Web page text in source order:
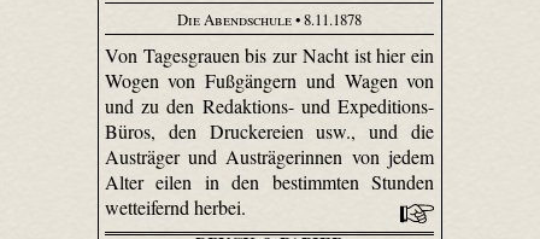
Die Abendschule• 8.11.1878
Von Tagesgrauen bis zur Nacht ist hier ein
Wogen von Fußgängern und Wagen von
und zu den Redaktions- und Expeditions-
Büros, den Druckereien usw., und die
Austräger und Austrägerinnen von jedem
Alter eilen in den bestimmten Stunden
wetteifernd herbei.